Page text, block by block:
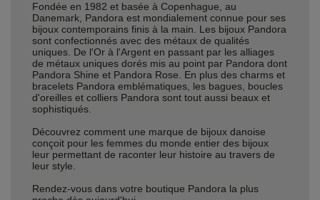
Fondée en 1982 et basée à Copenhague, au
Danemark, Pandora est mondialement connue pour ses
bijoux contemporains finis à la main. Les bijoux Pandora
sont confectionnés avec des métaux de qualités
uniques. De l'Or à l'Argent en passant par les alliages
de métaux uniques dorés mis au point par Pandora dont
Pandora Shine et Pandora Rose. En plus des charms et
bracelets Pandora emblématiques, les bagues, boucles
d'oreilles et colliers Pandora sont tout aussi beaux et
sophistiqués.
Découvrez comment une marque de bijoux danoise
conçoit pour les femmes du monde entier des bijoux
leur permettant de raconter leur histoire au travers de
leur style.
Rendez-vous dans votre boutique Pandora la plus